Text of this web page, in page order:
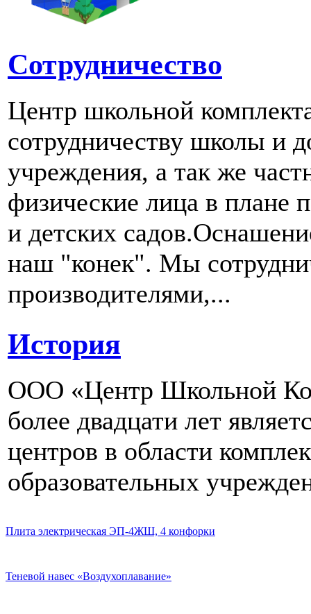
Сотрудничество
Центр школьной
сотрудничеству школы и
учреждения, а так же
физические лица в плане
и детских
наш "конек". Мы
производителями,...
История
ООО «Центр Школьной
более двадцати лет
центров в области
образовательных
Плита электрическая ЭП-4ЖШ, 4 конфорки
Теневой навес «Воздухоплавание»